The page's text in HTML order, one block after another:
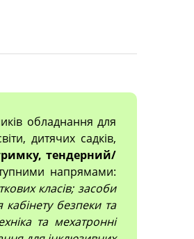
обладнання для
дитячих садків,
тендерний/
напрямами:
класів; засоби
безпеки та
та мехатронні